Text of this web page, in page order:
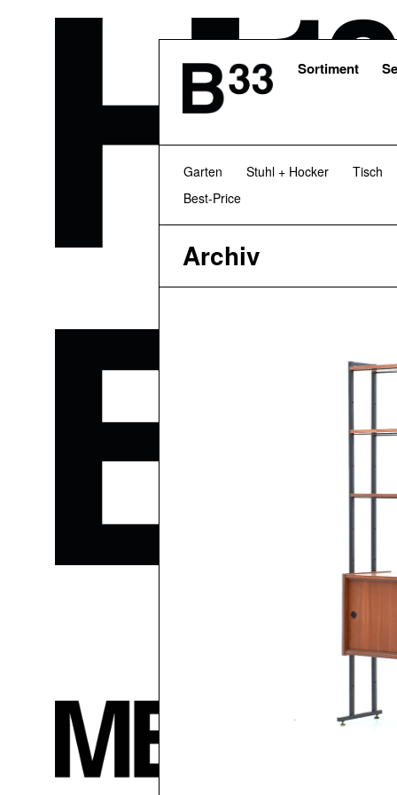
Sortiment
Garten Stuhl + Hocker Tisch
Best-Price
Archiv